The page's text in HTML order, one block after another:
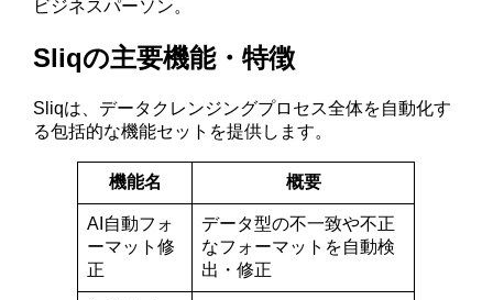
ビジネスパーソン。
Sliqの主要機能・特徴
Sliqは、データクレンジングプロセス全体を自動化す
る包括的な機能セットを提供します。
機能名 概要
AI自動フォ
ーマット修
正
データ型の不一致や不正
なフォーマットを自動検
出・修正